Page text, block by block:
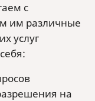
с
им различные
услуг
на